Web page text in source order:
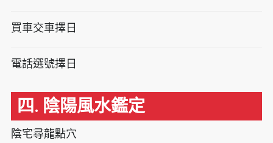
買車交車擇日
電話選號擇日
四. 陰陽風水鑑定
陰宅尋龍點穴